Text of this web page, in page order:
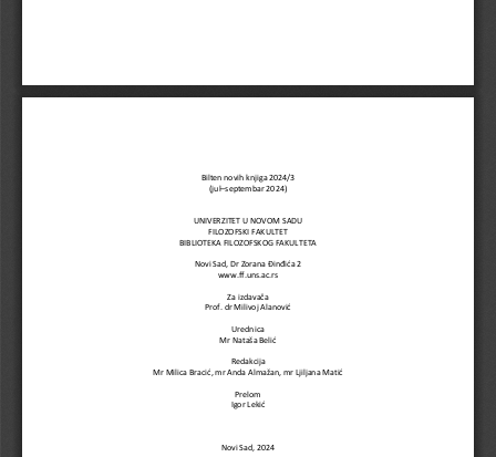
Bilten novih knjiga 2024/3
(jul–septembar 2024)
UNIVERZITET U NOVOM SADU
FILOZOFSKI FAKULTET
BIBLIOTEKA FILOZOFSKOG FAKULTETA
Novi Sad, Dr Zorana Đinđića 2
www.ff.uns.ac.rs
Za izdavača
Prof. dr Milivoj Alanović
Urednica
Mr Nataša Belić
Redakcija
Mr Milica Bracić, mr Anda Almažan, mr Ljiljana Matić
Prelom
Igor Lekić
Novi Sad, 2024